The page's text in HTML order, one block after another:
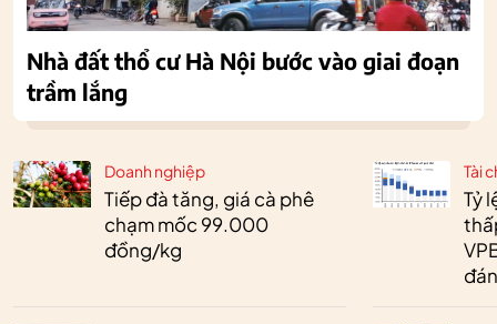
Doanh nghiệp
Tiếp đà tăng, giá cà phê
chạm mốc 99.000
đồng/kg
Tài
Tỷ
Nhà đất thổ cư Hà Nội bước vào giai đoạn
trầm lắng